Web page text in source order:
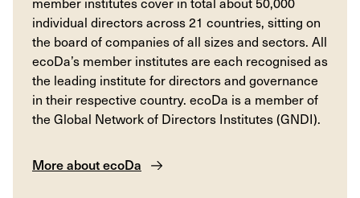
individual directors across 21 countries, sitting on
the board of companies of all sizes and sectors. All
ecoDa’s member institutes are each recognised as
the leading institute for directors and governance
in their respective country. ecoDa is a member of
the Global Network of Directors Institutes (GNDI).
More about ecoDa